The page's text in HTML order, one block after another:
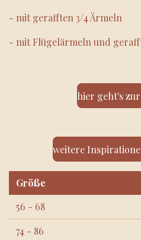
- mit gerafften 3/4 Ärmeln
- mit Flügelärmeln und
hier geht's
weitere
Größe
56 - 68
74 - 86